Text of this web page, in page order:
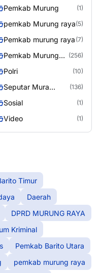
Pemkab Murung (1)
pemkab Murung raya(5)
Pemkab murung raya (7)
Pemkab Murung
(256)
Polri (10)
Seputar Mura
(136)
Sosial (1)
Video (1)
Timur
Daerah
DPRD MURUNG RAYA
Kriminal
Pemkab Barito Utara
pemkab murung raya